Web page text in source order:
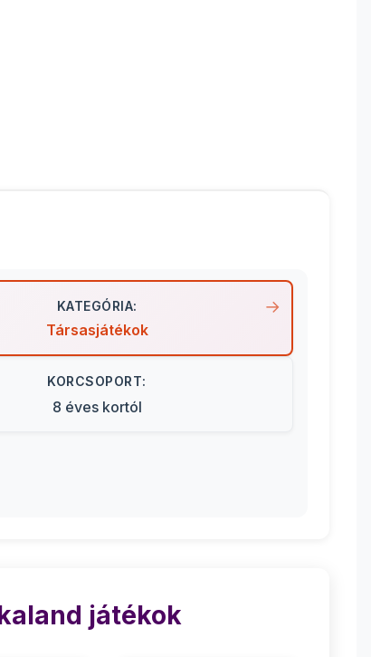
KATEGÓRIA:
Társasjátékok
KORCSOPORT:
8 éves kortól
játékok